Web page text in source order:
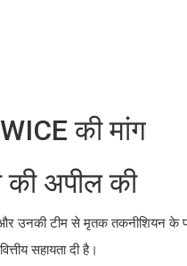
की मांग
की अपील की
उनकी टीम से मृतक तकनीशियन के
सहायता दी है।